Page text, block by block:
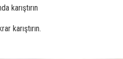
karıştırın
karıştırın.